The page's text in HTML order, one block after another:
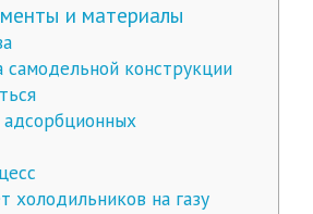
и материалы
самодельной конструкции
холодильников на газу